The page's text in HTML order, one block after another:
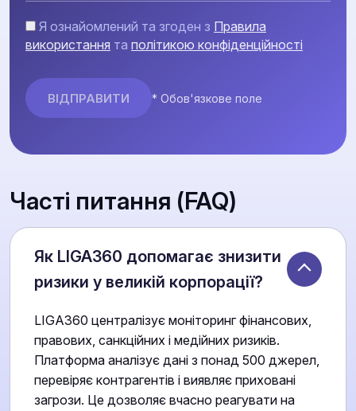
Я ознайомлений та згоден з Правила
використання та політикою конфіденційності
* Обов'язкове поле
Часті питання (FAQ)
Як LIGA360 допомагає знизити
ризики у великій корпорації?
LIGA360 централізує моніторинг фінансових,
правових, санкційних і медійних ризиків.
Платформа аналізує дані з понад 500 джерел,
перевіряє контрагентів і виявляє приховані
загрози. Це дозволяє вчасно реагувати на